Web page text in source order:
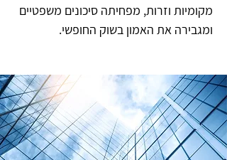
מקומיות וזרות, מפחיתה סיכונים משפטיים
ומגבירה את האמון בשוק החופשי.